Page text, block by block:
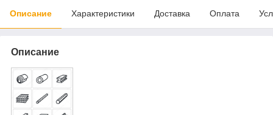
Описание Характеристики Доставка Оплата
Описание